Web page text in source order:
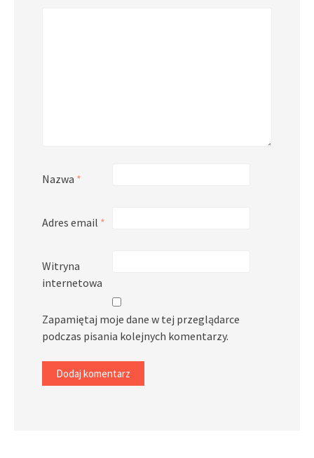
Nazwa *
Adres email *
Witryna
internetowa
Zapamiętaj moje dane w tej przeglądarce
podczas pisania kolejnych komentarzy.